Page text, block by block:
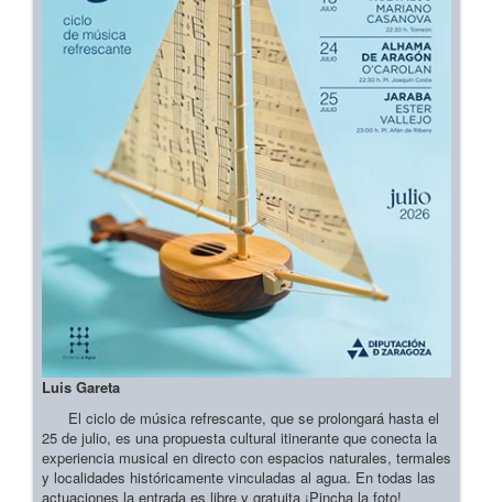
Luis Gareta
El ciclo de música refrescante, que se prolongará hasta el
25 de julio, es una propuesta cultural itinerante que conecta la
experiencia musical en directo con espacios naturales, termales
y localidades históricamente vinculadas al agua. En todas las
actuaciones la entrada es libre y gratuita ¡Pincha la foto!